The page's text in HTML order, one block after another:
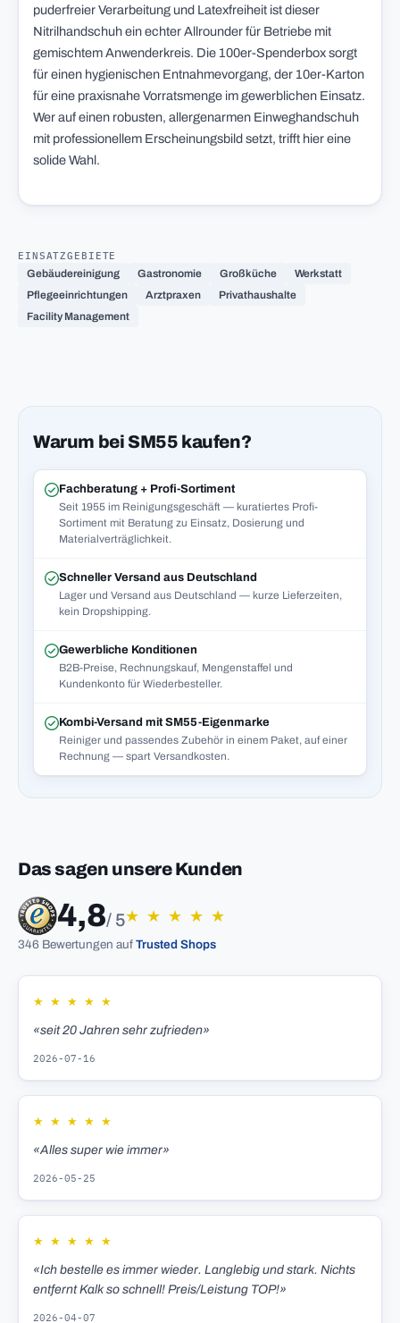
puderfreier Verarbeitung und Latexfreiheit ist dieser
Nitrilhandschuh ein echter Allrounder für Betriebe mit
gemischtem Anwenderkreis. Die 100er-Spenderbox sorgt
für einen hygienischen Entnahmevorgang, der 10er-Karton
für eine praxisnahe Vorratsmenge im gewerblichen Einsatz.
Wer auf einen robusten, allergenarmen Einweghandschuh
mit professionellem Erscheinungsbild setzt, trifft hier eine
solide Wahl.
EINSATZGEBIETE
Gebäudereinigung
Gastronomie Großküche
Werkstatt
Pflegeeinrichtungen
Arztpraxen
Privathaushalte
Facility Management
Warum bei SM55 kaufen?
Fachberatung + Profi-Sortiment
Seit 1955 im Reinigungsgeschäft — kuratiertes Profi-
Sortiment mit Beratung zu Einsatz, Dosierung und
Materialverträglichkeit.
Schneller Versand aus Deutschland
Lager und Versand aus Deutschland — kurze Lieferzeiten,
kein Dropshipping.
Gewerbliche Konditionen
B2B-Preise, Rechnungskauf, Mengenstaffel und
Kundenkonto für Wiederbesteller.
Kombi-Versand mit SM55-Eigenmarke
Reiniger und passendes Zubehör in einem Paket, auf einer
Rechnung — spart Versandkosten.
Das sagen unsere Kunden
4,8/ 5★ ★ ★ ★ ★
346 Bewertungen auf Trusted Shops
★ ★ ★ ★ ★
«seit 20 Jahren sehr zufrieden»
2026-07-16
★ ★ ★ ★ ★
«Alles super wie immer»
2026-05-25
★ ★ ★ ★ ★
«Ich bestelle es immer wieder. Langlebig und stark. Nichts
entfernt Kalk so schnell! Preis/Leistung TOP!»
2026-04-07